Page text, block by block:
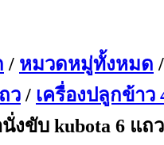
/ หมวดหมู่ทั้งหมด /
ว / เครื่องปลูกข้าว
งขับ kubota 6 แถว